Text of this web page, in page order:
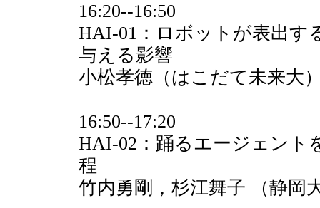
16:20--16:50
HAI-01：ロボットが表出す
与える影響
小松孝徳（はこだて未来大
16:50--17:20
HAI-02：踊るエージェント
程
竹内勇剛，杉江舞子 （静岡